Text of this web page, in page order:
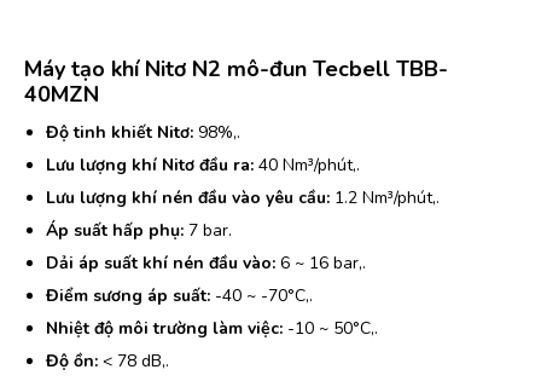
Máy tạo khí Nitơ N2 mô-đun Tecbell TBB-
40MZN
Độ tinh khiết Nitơ: 98%,.
Lưu lượng khí Nitơ đầu ra: 40 Nm³/phút,.
Lưu lượng khí nén đầu vào yêu cầu: 1.2 Nm³/phút,.
Áp suất hấp phụ: 7 bar.
Dải áp suất khí nén đầu vào: 6 ~ 16 bar,.
Điểm sương áp suất: -40 ~ -70°C,.
Nhiệt độ môi trường làm việc: -10 ~ 50°C,.
Độ ồn: < 78 dB,.